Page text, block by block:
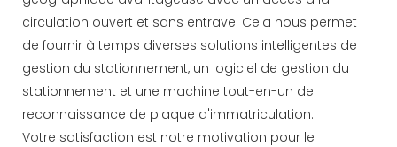
circulation ouvert et sans entrave. Cela nous permet
de fournir à temps diverses solutions intelligentes de
gestion du stationnement, un logiciel de gestion du
stationnement et une machine tout-en-un de
reconnaissance de plaque d'immatriculation.
Votre satisfaction est notre motivation pour le